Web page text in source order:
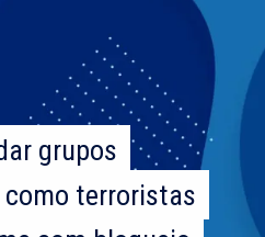
grupos
terroristas
grupos
terroristas